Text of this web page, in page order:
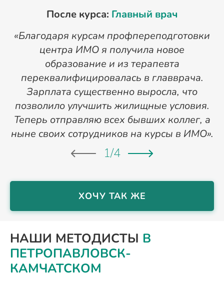
После курса: Главный врач
«Благодаря курсам профпереподготовки
центра ИМО я получила новое
образование и из терапевта
переквалифицировалась в главврача.
Зарплата существенно выросла, что
позволило улучшить жилищные условия.
Теперь отправляю всех бывших коллег, а
ныне своих сотрудников на курсы в ИМО».
1/4
ХОЧУ ТАК ЖЕ
НАШИ МЕТОДИСТЫ В
ПЕТРОПАВЛОВСК-
КАМЧАТСКОМ